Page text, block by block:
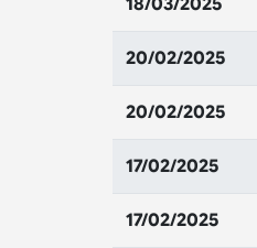
20/02/2025
20/02/2025
17/02/2025
17/02/2025